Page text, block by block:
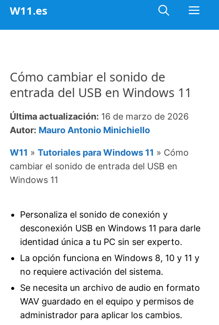
Saltar
W11.es
Cómo cambiar el sonido de
entrada del USB en Windows 11
Última actualización: 16 de marzo de 2026
Autor: Mauro Antonio Minichiello
W11 » Tutoriales para Windows 11 » Cómo
cambiar el sonido de entrada del USB en
Windows 11
Personaliza el sonido de conexión y
desconexión USB en Windows 11 para darle
identidad única a tu PC sin ser experto.
La opción funciona en Windows 8, 10 y 11 y
no requiere activación del sistema.
Se necesita un archivo de audio en formato
WAV guardado en el equipo y permisos de
administrador para aplicar los cambios.